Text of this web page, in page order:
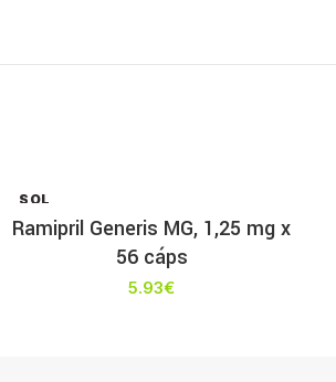
SOL
T
Ramipril Generis MG, 1,25 mg x
56 cáps
5.93€